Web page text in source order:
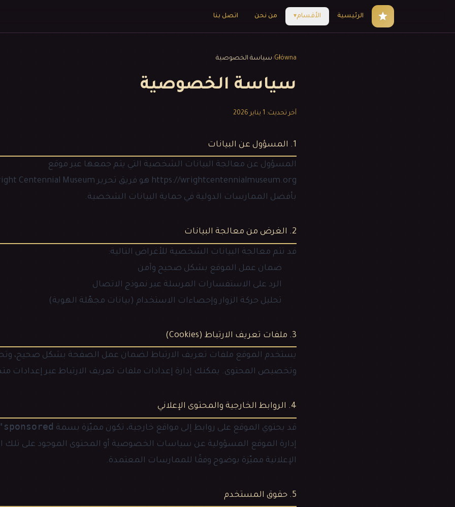
الرئيسية الأقسام▾ من نحن اتصل بنا
Główna
›سياسة الخصوصية
سياسة الخصوصية
آخر تحديث: 1 يناير 2026
1. المسؤول عن البيانات
المسؤول عن معالجة البيانات الشخصية التي يتم جمعها عبر موقع
https://wrightcentennialmuseum.org هو فريق تحرير Centennial Museum
بأفضل الممارسات الدولية في حماية البيانات الشخصية.
2. الغرض من معالجة البيانات
قد تتم معالجة البيانات الشخصية للأغراض التالية:
ضمان عمل الموقع بشكل صحيح وآمن
الرد على الاستفسارات المرسلة عبر نموذج الاتصال
تحليل حركة الزوار وإحصاءات الاستخدام (بيانات مجهّلة الهوية)
3. ملفات تعريف الارتباط (Cookies)
يستخدم الموقع ملفات تعريف الارتباط لضمان عمل الصفحة بشكل صحيح،
وتخصيص المحتوى. يمكنك إدارة إعدادات ملفات تعريف الارتباط عبر إعدادات
4. الروابط الخارجية والمحتوى الإعلاني
قد يحتوي الموقع على روابط إلى مواقع خارجية، تكون مميّزة بسمة
إدارة الموقع المسؤولية عن سياسات الخصوصية أو المحتوى الموجود على تلك
الإعلانية مميّزة بوضوح وفقًا للممارسات المعتمدة.
5. حقوق المستخدم